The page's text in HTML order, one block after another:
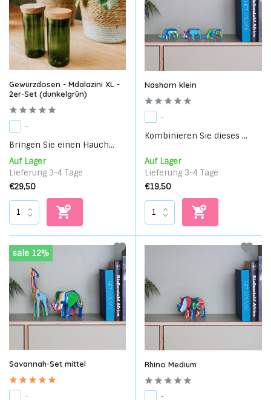
Gewürzdosen - Mdalazini XL -
2er-Set (dunkelgrün)
-
Bringen Sie einen Hauch...
Auf Lager
Lieferung 3-4 Tage
€29,50
Nashorn klein
-
Kombinieren Sie dieses ...
Auf Lager
Lieferung 3-4 Tage
€19,50
sale 12%
Savannah-Set mittel
-
Rhino Medium
-